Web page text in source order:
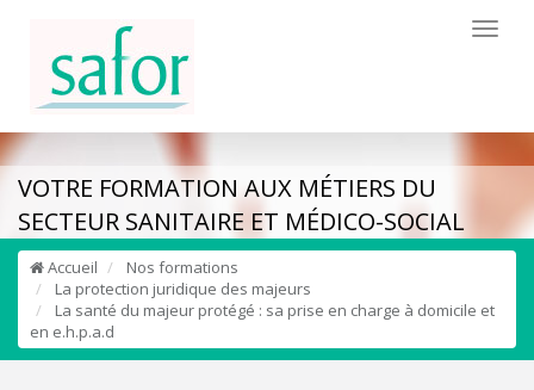
VOTRE FORMATION AUX MÉTIERS DU
SECTEUR SANITAIRE ET MÉDICO-SOCIAL
Accueil
Nos formations
La protection juridique des majeurs
La santé du majeur protégé : sa prise en charge à domicile et
en e.h.p.a.d